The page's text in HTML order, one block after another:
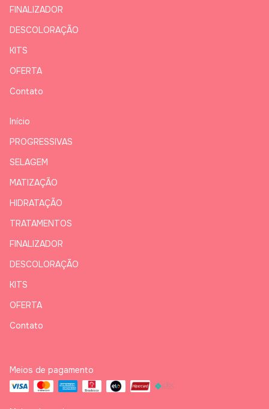
FINALIZADOR
DESCOLORAÇÃO
KITS
OFERTA
Contato
Início
PROGRESSIVAS
SELAGEM
MATIZAÇÃO
HIDRATAÇÃO
TRATAMENTOS
FINALIZADOR
DESCOLORAÇÃO
KITS
OFERTA
Contato
Meios de pagamento